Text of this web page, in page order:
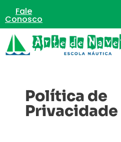
Fale
Conosco
Política de
Privacidade